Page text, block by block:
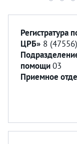
Регистратура
ЦРБ» 8
помощи03
Приемное